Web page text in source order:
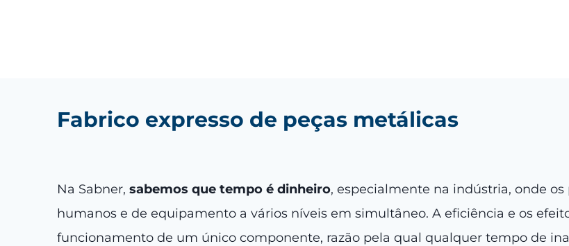
Fabrico expresso de peças metálicas
Na Sabner, sabemos que tempo é dinheiro, especialmente na indústria, onde
humanos e de equipamento a vários níveis em simultâneo. A eficiência e os
funcionamento de um único componente, razão pela qual qualquer tempo de